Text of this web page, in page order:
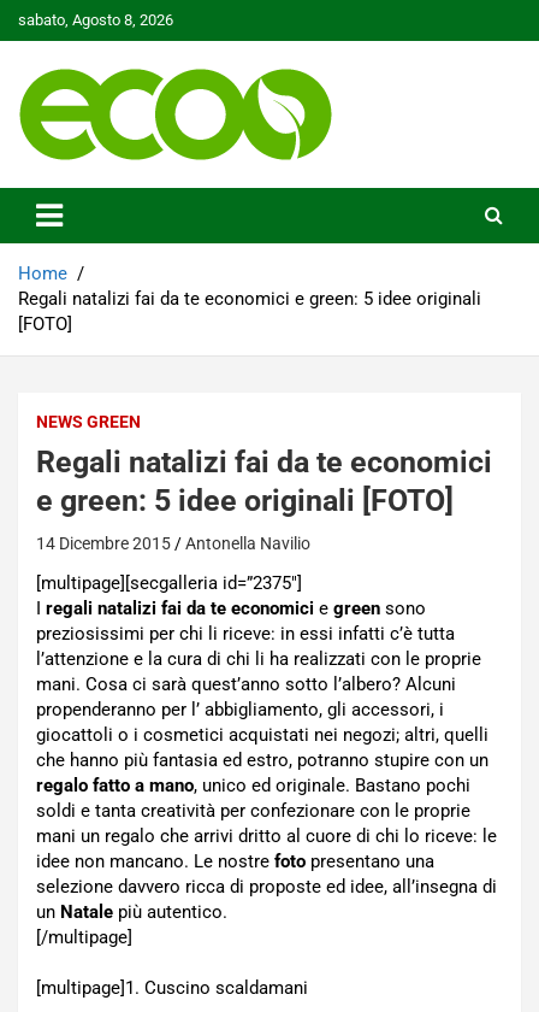
to
sabato, Agosto 8, 2026
Ecoo.it
Home
Regali natalizi fai da te economici e green: 5 idee originali
[FOTO]
NEWS GREEN
Regali natalizi fai da te economici
e green: 5 idee originali [FOTO]
14 Dicembre 2015 Antonella Navilio
[multipage][secgalleria id=”2375″]
I regali natalizi fai da te economici e green sono
preziosissimi per chi li riceve: in essi infatti c’è tutta
l’attenzione e la cura di chi li ha realizzati con le proprie
mani. Cosa ci sarà quest’anno sotto l’albero? Alcuni
propenderanno per l’ abbigliamento, gli accessori, i
giocattoli o i cosmetici acquistati nei negozi; altri, quelli
che hanno più fantasia ed estro, potranno stupire con un
regalo fatto a mano, unico ed originale. Bastano pochi
soldi e tanta creatività per confezionare con le proprie
mani un regalo che arrivi dritto al cuore di chi lo riceve: le
idee non mancano. Le nostre foto presentano una
selezione davvero ricca di proposte ed idee, all’insegna di
un Natale più autentico.
[/multipage]
[multipage]1. Cuscino scaldamani